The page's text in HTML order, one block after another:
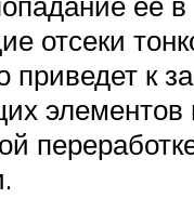
отсеки
приведет к
элементов